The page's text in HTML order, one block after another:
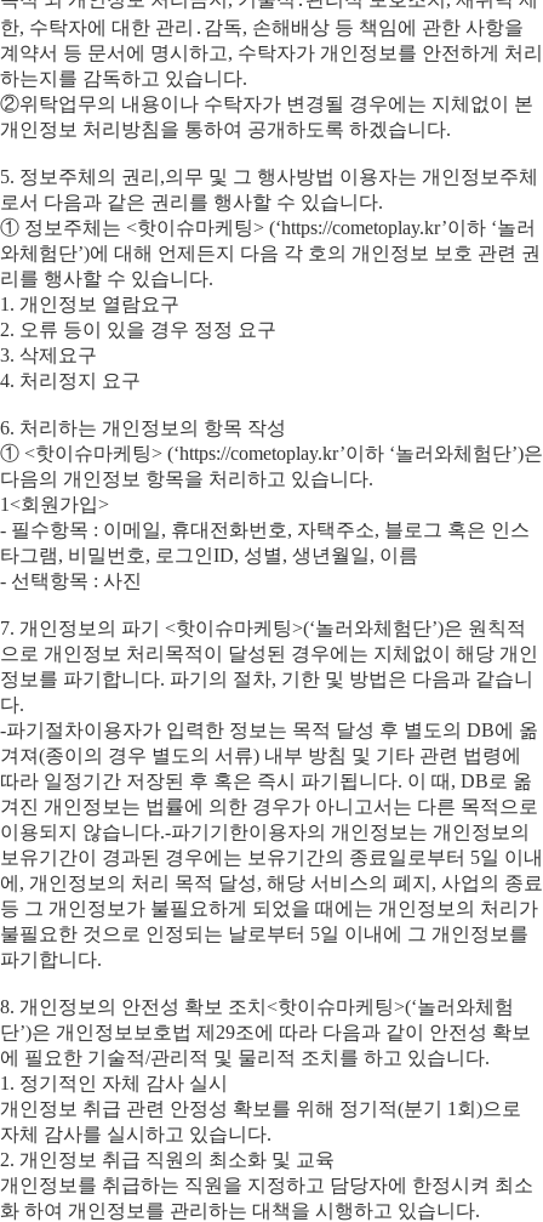
한, 수탁자에 대한 관리․감독, 손해배상 등 책임에 관한 사항을
계약서 등 문서에 명시하고, 수탁자가 개인정보를 안전하게 처리
하는지를 감독하고 있습니다.
②위탁업무의 내용이나 수탁자가 변경될 경우에는 지체없이 본
개인정보 처리방침을 통하여 공개하도록 하겠습니다.
5. 정보주체의 권리,의무 및 그 행사방법 이용자는 개인정보주체
로서 다음과 같은 권리를 행사할 수 있습니다.
① 정보주체는 <핫이슈마케팅> (‘https://cometoplay.kr’이하 ‘놀러
와체험단’)에 대해 언제든지 다음 각 호의 개인정보 보호 관련 권
리를 행사할 수 있습니다.
1. 개인정보 열람요구
2. 오류 등이 있을 경우 정정 요구
3. 삭제요구
4. 처리정지 요구
6. 처리하는 개인정보의 항목 작성
① <핫이슈마케팅> (‘https://cometoplay.kr’이하 ‘놀러와체험단’)은
다음의 개인정보 항목을 처리하고 있습니다.
1<회원가입>
- 필수항목 : 이메일, 휴대전화번호, 자택주소, 블로그 혹은 인스
타그램, 비밀번호, 로그인ID, 성별, 생년월일, 이름
- 선택항목 : 사진
7. 개인정보의 파기 <핫이슈마케팅>(‘놀러와체험단’)은 원칙적
으로 개인정보 처리목적이 달성된 경우에는 지체없이 해당 개인
정보를 파기합니다. 파기의 절차, 기한 및 방법은 다음과 같습니
다.
-파기절차이용자가 입력한 정보는 목적 달성 후 별도의 DB에 옮
겨져(종이의 경우 별도의 서류) 내부 방침 및 기타 관련 법령에
따라 일정기간 저장된 후 혹은 즉시 파기됩니다. 이 때, DB로 옮
겨진 개인정보는 법률에 의한 경우가 아니고서는 다른 목적으로
이용되지 않습니다.-파기기한이용자의 개인정보는 개인정보의
보유기간이 경과된 경우에는 보유기간의 종료일로부터 5일 이내
에, 개인정보의 처리 목적 달성, 해당 서비스의 폐지, 사업의 종료
등 그 개인정보가 불필요하게 되었을 때에는 개인정보의 처리가
불필요한 것으로 인정되는 날로부터 5일 이내에 그 개인정보를
파기합니다.
8. 개인정보의 안전성 확보 조치<핫이슈마케팅>(‘놀러와체험
단’)은 개인정보보호법 제29조에 따라 다음과 같이 안전성 확보
에 필요한 기술적/관리적 및 물리적 조치를 하고 있습니다.
1. 정기적인 자체 감사 실시
개인정보 취급 관련 안정성 확보를 위해 정기적(분기 1회)으로
자체 감사를 실시하고 있습니다.
2. 개인정보 취급 직원의 최소화 및 교육
개인정보를 취급하는 직원을 지정하고 담당자에 한정시켜 최소
화 하여 개인정보를 관리하는 대책을 시행하고 있습니다.